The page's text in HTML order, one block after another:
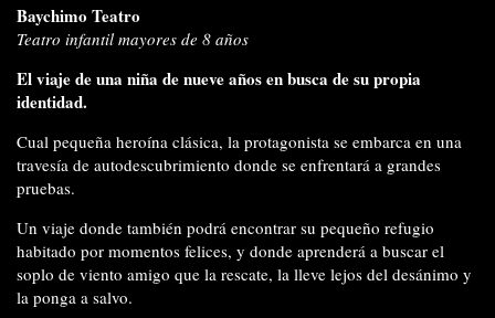
Baychimo Teatro
Teatro infantil mayores de 8 años
El viaje de una niña de nueve años en busca de su propia
identidad.
Cual pequeña heroína clásica, la protagonista se embarca en una
travesía de autodescubrimiento donde se enfrentará a grandes
pruebas.
Un viaje donde también podrá encontrar su pequeño refugio
habitado por momentos felices, y donde aprenderá a buscar el
soplo de viento amigo que la rescate, la lleve lejos del desánimo y
la ponga a salvo.